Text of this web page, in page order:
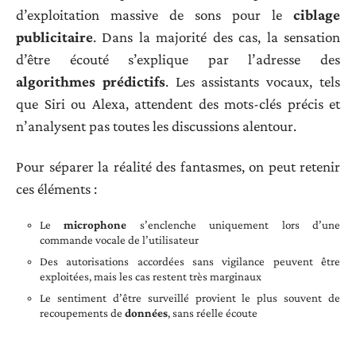
d’exploitation massive de sons pour le ciblage
publicitaire. Dans la majorité des cas, la sensation
d’être écouté s’explique par l’adresse des
algorithmes prédictifs. Les assistants vocaux, tels
que Siri ou Alexa, attendent des mots-clés précis et
n’analysent pas toutes les discussions alentour.
Pour séparer la réalité des fantasmes, on peut retenir
ces éléments :
Lemicrophone s’enclenche uniquement lors d’une
commande vocale de l’utilisateur
Des autorisations accordées sans vigilance peuvent être
exploitées, mais les cas restent très marginaux
Le sentiment d’être surveillé provient le plus souvent de
recoupements de données, sans réelle écoute